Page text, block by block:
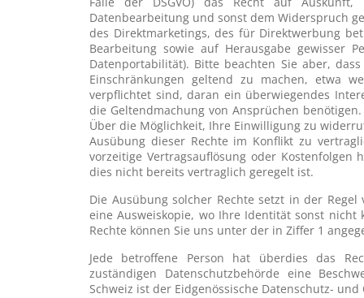
Datenbearbeitung und sonst dem Widerspruch
des Direktmarketings, des für Direktwerbung
Bearbeitung sowie auf Herausgabe gewisser
Datenportabilität). Bitte beachten Sie aber,
Einschränkungen geltend zu machen, etwa
verpflichtet sind, daran ein überwiegendes
die Geltendmachung von Ansprüchen
Über die Möglichkeit, Ihre Einwilligung zu
Ausübung dieser Rechte im Konflikt zu
vorzeitige Vertragsauflösung oder
dies nicht bereits vertraglich geregelt ist.
Die Ausübung solcher Rechte setzt in der
eine Ausweiskopie, wo Ihre Identität sonst
Rechte können Sie uns unter der in Ziffer 1
Jede betroffene Person hat überdies das
zuständigen Datenschutzbehörde eine
Schweiz ist der Eidgenössische Datenschutz-